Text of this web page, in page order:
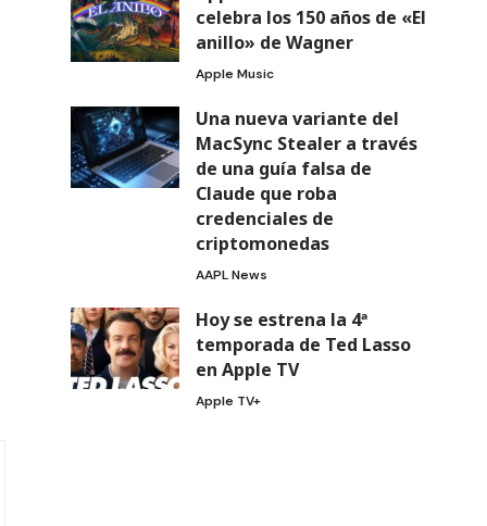
celebra los 150 años de «El
anillo» de Wagner
Apple Music
Una nueva variante del
MacSync Stealer a través
de una guía falsa de
Claude que roba
credenciales de
criptomonedas
AAPL News
Hoy se estrena la 4ª
temporada de Ted Lasso
en Apple TV
Apple TV+